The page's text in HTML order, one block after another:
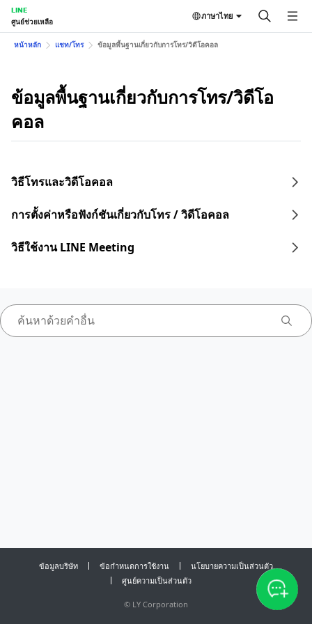
LINE
ศูนย์ช่วยเหลือ
ภาษาไทย
หน้าหลัก แชท/โทร ข้อมูลพื้นฐานเกี่ยวกับการโทร/วิดีโอคอล
ข้อมูลพื้นฐานเกี่ยวกับการโทร/วิดีโอ
คอล
วิธีโทรและวิดีโอคอล
การตั้งค่าหรือฟังก์ชันเกี่ยวกับโทร / วิดีโอคอล
วิธีใช้งาน LINE Meeting
ข้อมูลบริษัท ข้อกำหนดการใช้งาน
นโยบายความเป็นส่วนตัว
ศูนย์ความเป็นส่วนตัว
© LY Corporation